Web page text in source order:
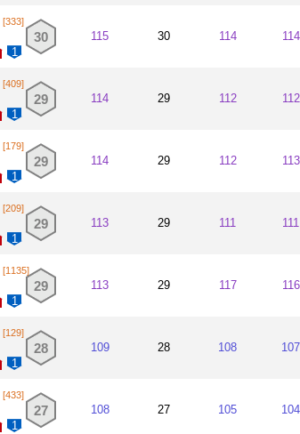
[333]
1
30 115 30 114 114
[409]
1
29 114 29 112 112
[179]
1
29 114 29 112 113
[209]
1
29 113 29 111 111
[1135]
1
29 113 29 117 116
[129]
1
28 109 28 108 107
[433]
1
27 108 27 105 104